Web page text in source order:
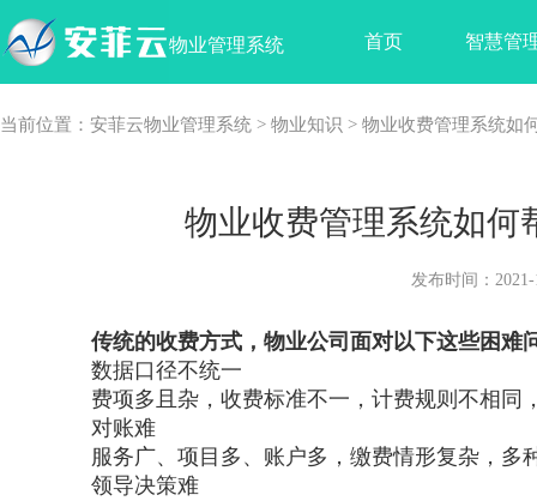
物业管理系统 首页 智慧管
当前位置： 安菲云物业管理系统 > 物业知识 > 物业收费管理系统如
物业收费管理系统如何
发布时间：
传统的收费方式，物业公司面对以下这些困难
数据口径不统一
费项多且杂，收费标准不一，计费规则不相同
对账难
服务广、项目多、账户多，缴费情形复杂，多
领导决策难